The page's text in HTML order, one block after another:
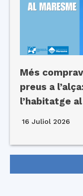
Més
preus a
l’habitatge
16 Juliol 2026